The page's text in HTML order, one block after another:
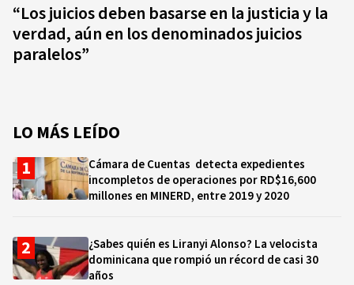
“Los juicios deben basarse en la justicia y la
verdad, aún en los denominados juicios
paralelos”
LO MÁS LEÍDO
Cámara de Cuentas detecta expedientes
incompletos de operaciones por RD$16,600
millones en MINERD, entre 2019 y 2020
¿Sabes quién es Liranyi Alonso? La velocista
dominicana que rompió un récord de casi 30
años